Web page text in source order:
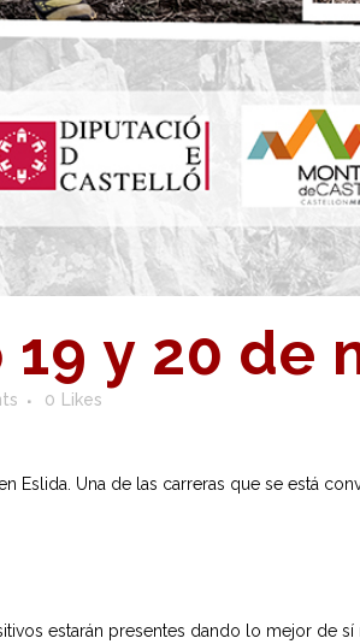
y 20 de
0 Likes
Eslida. Una de las carreras que se está
estarán presentes dando lo mejor de sí